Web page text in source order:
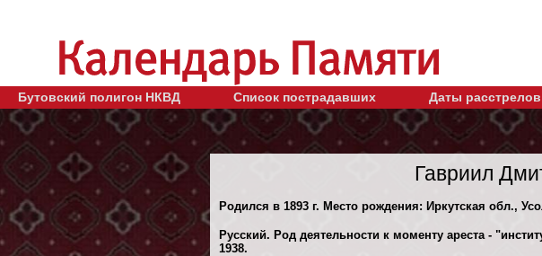
Бутовский полигон НКВД Список пострадавших Даты расстрелов
Гавриил
Родился в 1893 г. Место рождения: Иркутская обл.,
Русский. Род деятельности к моменту ареста -
1938.